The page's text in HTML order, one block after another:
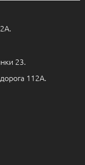
23.
112А.